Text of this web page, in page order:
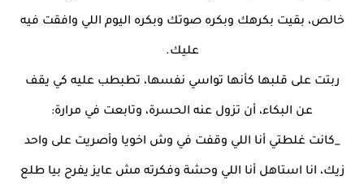
خالص، بقيت بكرهك وبكره صوتك وبكره اليوم اللي وافقت فيه
عليك.
ربتت على قلبها كأنها تواسي نفسها، تطبطب عليه كي يقف
عن البكاء، أن تزول عنه الحسرة، وتابعت في مرارة:
_كانت غلطتي أنا اللي وقفت في وش اخويا وأصريت على واحد
زيك، انا استاهل أنا اللي وحشة وفكرته مش عايز يفرح بيا طلع